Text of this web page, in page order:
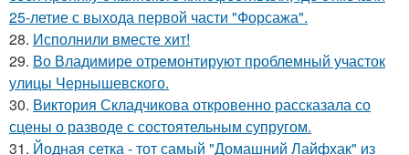
25-летие с выхода первой части "Форсажа".
28. Исполнили вместе хит!
29. Во Владимире отремонтируют проблемный участок
улицы Чернышевского.
30. Виктория Складчикова откровенно рассказала со
сцены о разводе с состоятельным супругом.
31. Йодная сетка - тот самый "Домашний Лайфхак" из